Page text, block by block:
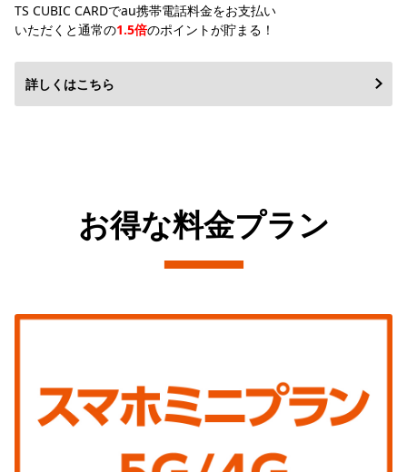
TS CUBIC CARDでau携帯電話料金をお支払い
いただくと通常の1.5倍のポイントが貯まる！
詳しくはこちら
お得な料金プラン